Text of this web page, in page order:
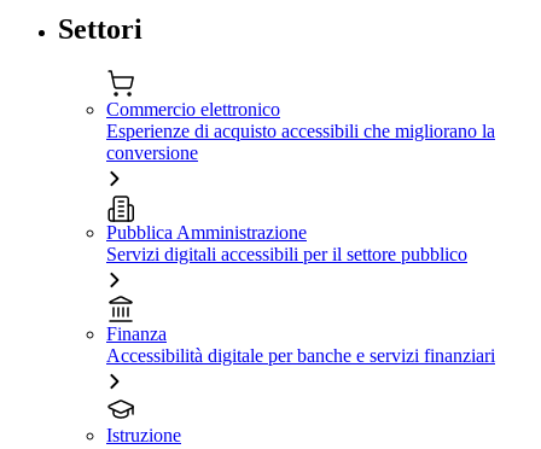
Settori
Commercio elettronico
Esperienze di acquisto accessibili che migliorano la
conversione
Pubblica Amministrazione
Servizi digitali accessibili per il settore pubblico
Finanza
Accessibilità digitale per banche e servizi finanziari
Istruzione